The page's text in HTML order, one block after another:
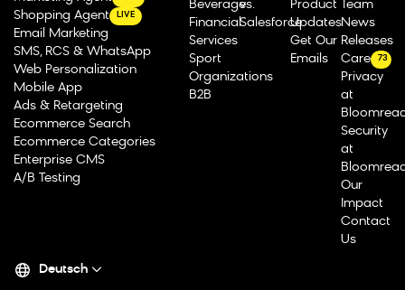
Shopping Agent LIVE
Email Marketing
SMS, RCS & WhatsApp
Web Personalization
Mobile App
Ads & Retargeting
Ecommerce Search
Ecommerce Categories
Enterprise CMS
A/B Testing
Beverage
Financial
Services
Sport
Organizations
B2B
vs.
Salesforce
Product
Updates
Get Our
Emails
Team
News
Releases
Careers
73
Privacy
at
Security
at
Our
Impact
Contact
Us
Deutsch